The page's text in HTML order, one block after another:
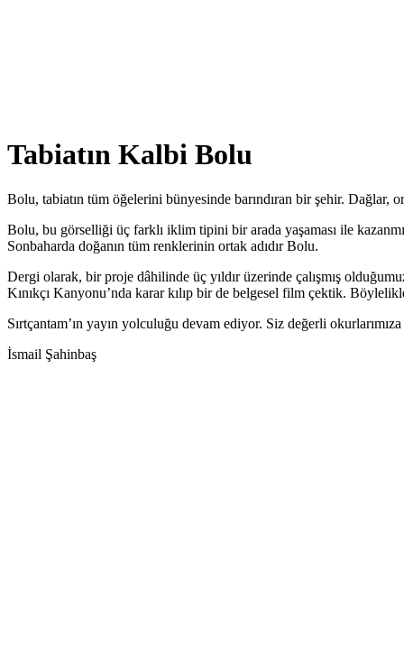
Tabiatın Kalbi Bolu
Bolu, tabiatın tüm öğelerini bünyesinde barındıran bir şehir. Dağlar,
Bolu, bu görselliği üç farklı iklim tipini bir arada yaşaması ile
Sonbaharda doğanın tüm renklerinin ortak adıdır Bolu.
Dergi olarak, bir proje dâhilinde üç yıldır üzerinde çalışmış
Kınıkçı Kanyonu’nda karar kılıp bir de belgesel film çektik.
Sırtçantam’ın yayın yolculuğu devam ediyor. Siz değerli
İsmail Şahinbaş